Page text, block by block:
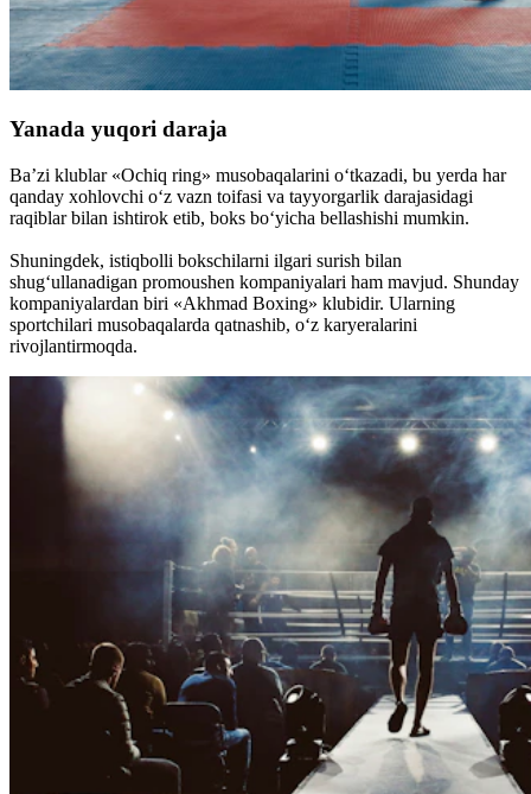
Yanada yuqori daraja
Ba’zi klublar «Ochiq ring» musobaqalarini o‘tkazadi, bu yerda har
qanday xohlovchi o‘z vazn toifasi va tayyorgarlik darajasidagi
raqiblar bilan ishtirok etib, boks bo‘yicha bellashishi mumkin.
Shuningdek, istiqbolli bokschilarni ilgari surish bilan
shug‘ullanadigan promoushen kompaniyalari ham mavjud. Shunday
kompaniyalardan biri «Akhmad Boxing» klubidir. Ularning
sportchilari musobaqalarda qatnashib, o‘z karyeralarini
rivojlantirmoqda.